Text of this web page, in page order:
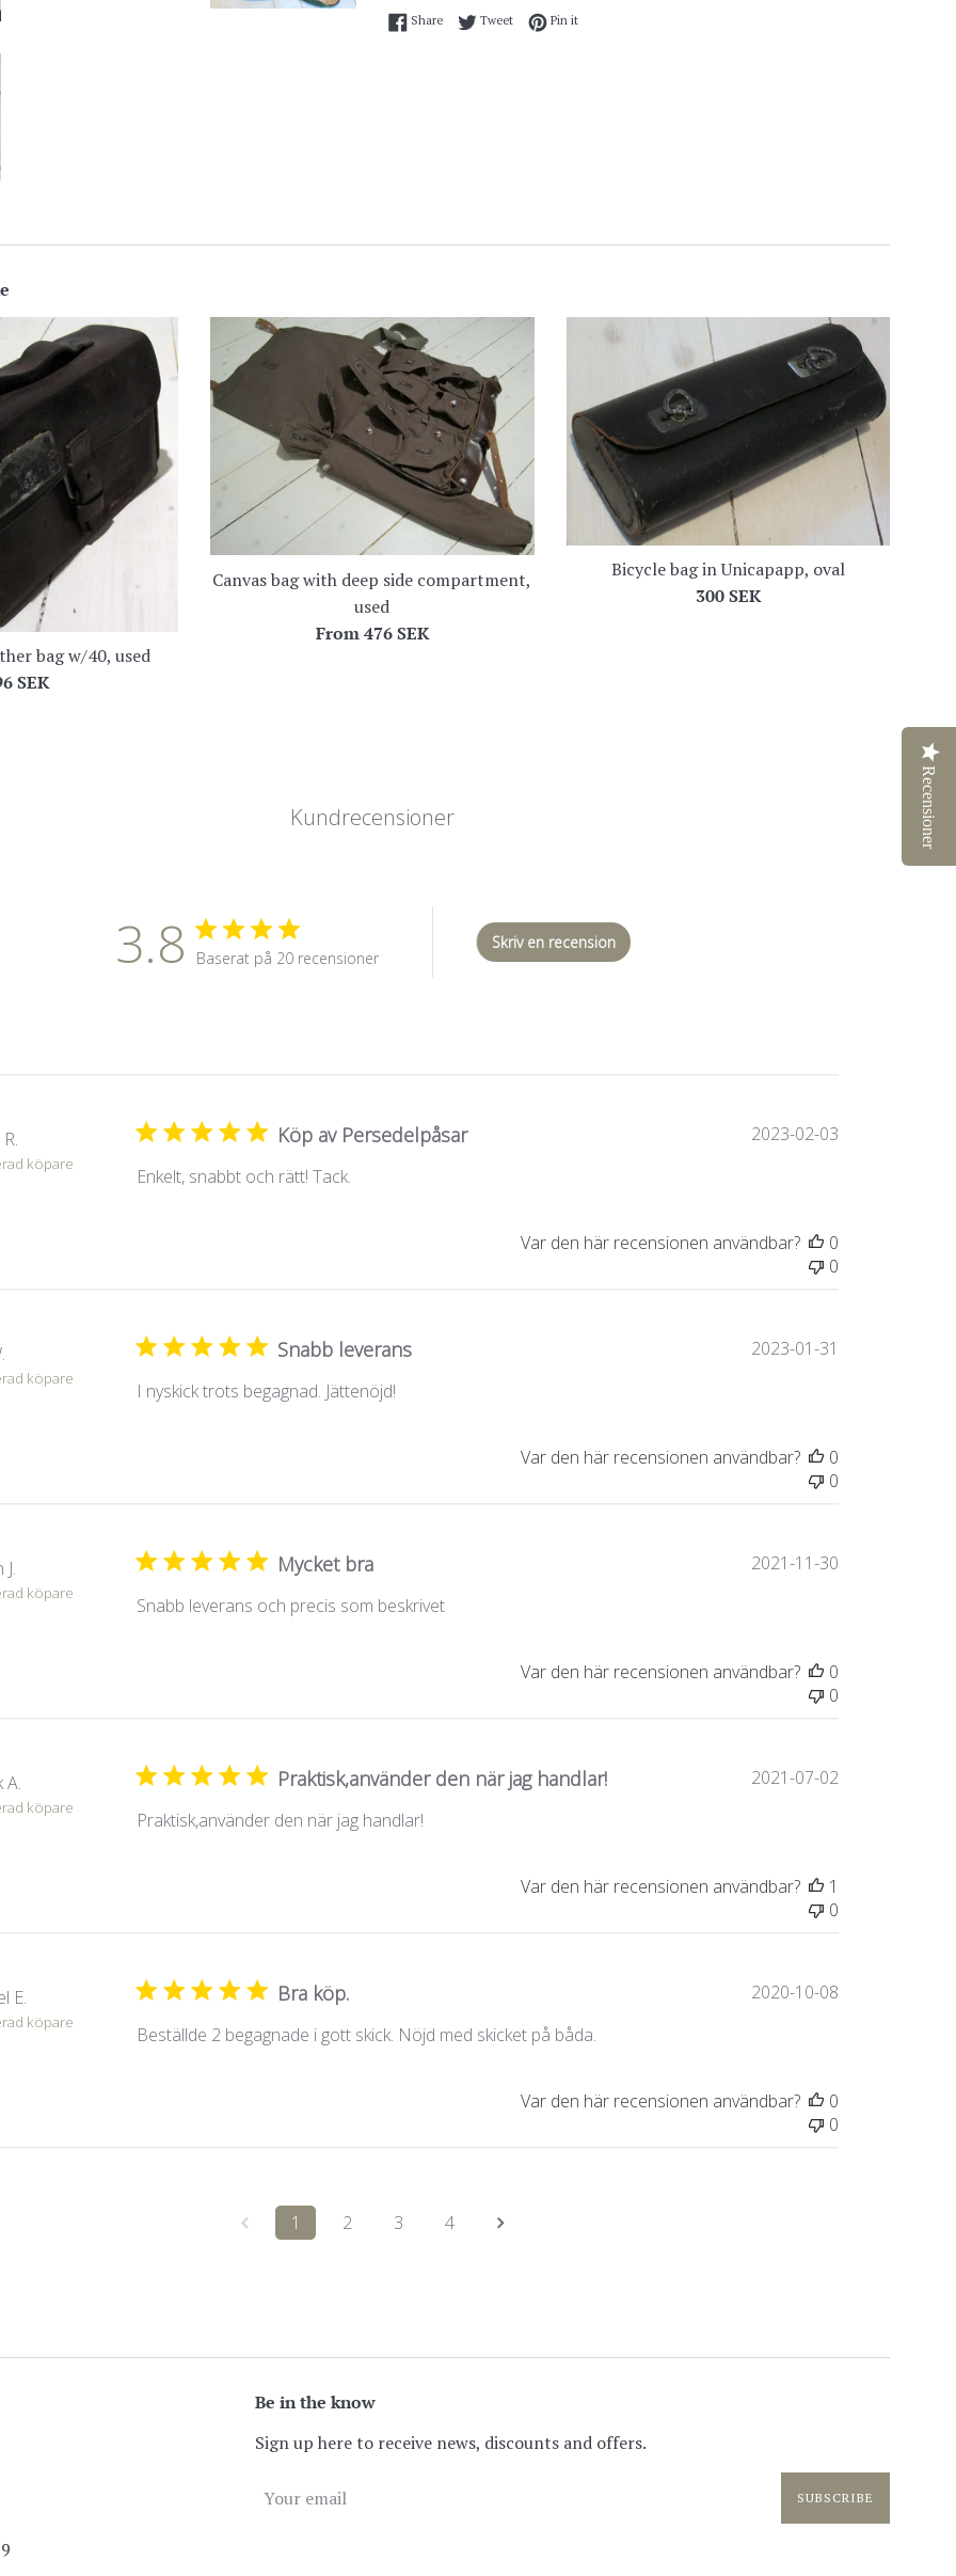
ShareShare on Facebook
TweetTweet on Twitter
Pin itPin on Pinterest
bag w/40, used
SEK
Canvas bag with deep side compartment,
used
From476 SEK
Bicycle bag in Unicapapp, oval
Regular
300 SEK
Kundrecensioner
3.8 Baserat på 20 recensioner
Skriv en recension
köpare
Köp av Persedelpåsar
Enkelt, snabbt och rätt! Tack.
2023-02-03
Var den här recensionen användbar?
0
0
köpare
Snabb leverans
I nyskick trots begagnad. Jättenöjd!
2023-01-31
Var den här recensionen användbar?
0
0
J.
köpare
Mycket bra
Snabb leverans och precis som beskrivet
2021-11-30
Var den här recensionen användbar?
0
0
A.
köpare
Praktisk,använder den när jag handlar!
Praktisk,använder den när jag handlar!
2021-07-02
Var den här recensionen användbar?
1
0
E.
köpare
Bra köp.
Beställde 2 begagnade i gott skick. Nöjd med skicket på båda.
2020-10-08
Var den här recensionen användbar?
0
0
1 2 3 4
Be in the know
Sign up here to receive news, discounts and offers.
SUBSCRIBE
Recensioner